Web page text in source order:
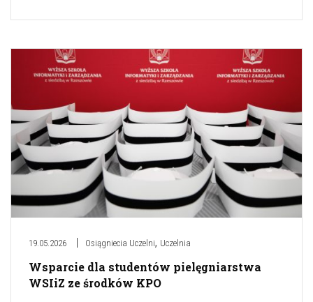
19.05.2026 Osiągniecia Uczelni, Uczelnia
Wsparcie dla studentów pielęgniarstwa
WSIiZ ze środków KPO